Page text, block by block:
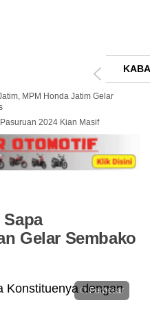
MPM Honda Jatim Gelar
2024 Kian Masif
Gelar Sembako
Perbesar